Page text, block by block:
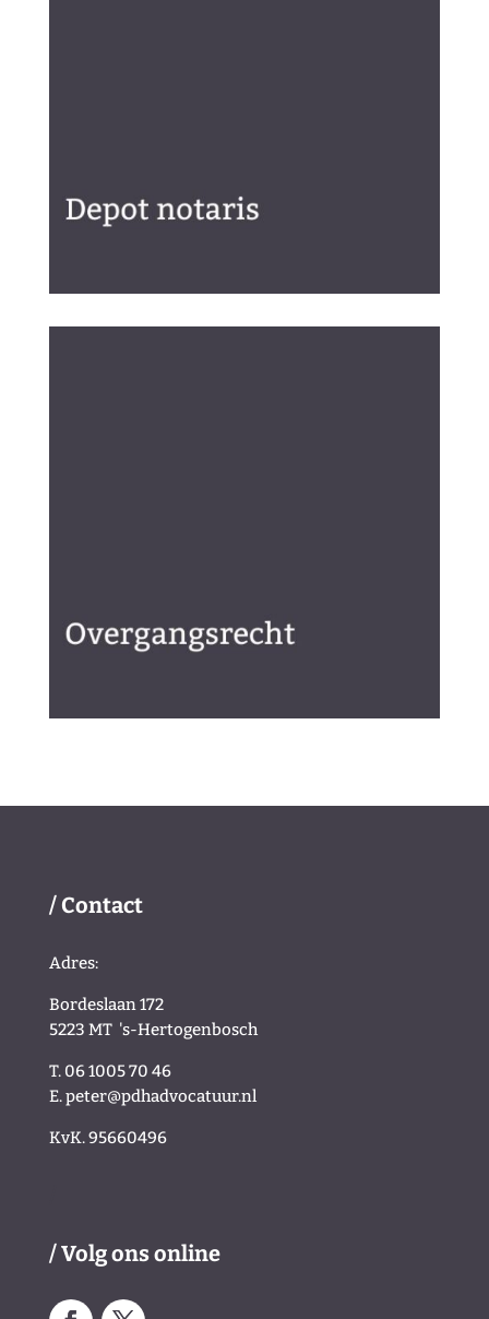
/ Contact
Adres:
Bordeslaan 172
5223 MT 's-Hertogenbosch
T. 06 1005 70 46
E.peter@pdhadvocatuur.nl
KvK.95660496
/ Volg ons online